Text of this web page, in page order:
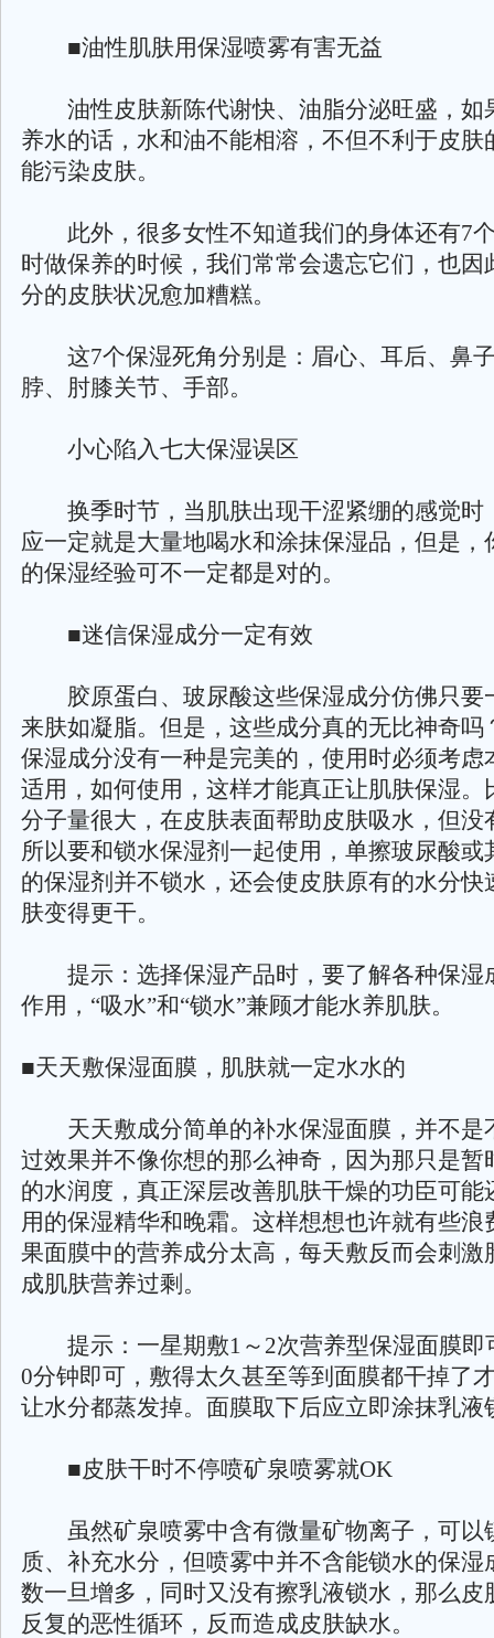
■油性肌肤用保湿喷雾有害无益
油性皮肤新陈代谢快、油脂分泌旺盛，如
养水的话，水和油不能相溶，不但不利于皮肤
能污染皮肤。
此外，很多女性不知道我们的身体还有7
时做保养的时候，我们常常会遗忘它们，也因
分的皮肤状况愈加糟糕。
这7个保湿死角分别是：眉心、耳后、鼻
脖、肘膝关节、手部。
小心陷入七大保湿误区
换季时节，当肌肤出现干涩紧绷的感觉时
应一定就是大量地喝水和涂抹保湿品，但是，
的保湿经验可不一定都是对的。
■迷信保湿成分一定有效
胶原蛋白、玻尿酸这些保湿成分仿佛只要
来肤如凝脂。但是，这些成分真的无比神奇吗
保湿成分没有一种是完美的，使用时必须考虑
适用，如何使用，这样才能真正让肌肤保湿。
分子量很大，在皮肤表面帮助皮肤吸水，但没
所以要和锁水保湿剂一起使用，单擦玻尿酸或
的保湿剂并不锁水，还会使皮肤原有的水分快
肤变得更干。
提示：选择保湿产品时，要了解各种保湿
作用，“吸水”和“锁水”兼顾才能水养肌肤。
■天天敷保湿面膜，肌肤就一定水水的
天天敷成分简单的补水保湿面膜，并不是
过效果并不像你想的那么神奇，因为那只是暂
的水润度，真正深层改善肌肤干燥的功臣可能
用的保湿精华和晚霜。这样想想也许就有些浪
果面膜中的营养成分太高，每天敷反而会刺激
成肌肤营养过剩。
提示：一星期敷1～2次营养型保湿面膜即
0分钟即可，敷得太久甚至等到面膜都干掉了
让水分都蒸发掉。面膜取下后应立即涂抹乳液
■皮肤干时不停喷矿泉喷雾就OK
虽然矿泉喷雾中含有微量矿物离子，可以
质、补充水分，但喷雾中并不含能锁水的保湿
数一旦增多，同时又没有擦乳液锁水，那么皮
反复的恶性循环，反而造成皮肤缺水。